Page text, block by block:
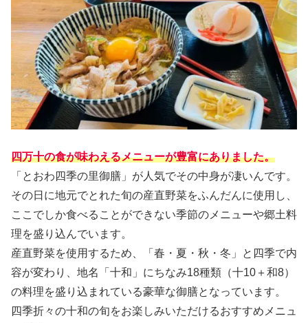
四万十の食が味わえるメニューが豊富にありました。
「とおわ四季の里御膳」が人気でその中身が凄いんです。
その日に地元でとれた旬の産直野菜をふんだんに使用し、
ここでしか食べることができない季節のメニューや郷土料
理を盛り込んでいます。
産直野菜を使用するため、「春・夏・秋・冬」と四季で内
容が変わり、地名「十和」にちなみ18種類（十10＋和8）
の料理を盛り込まれている豪華な御膳となっています。
四季折々の十和の旬をお楽しみいただけるおすすめメニュ